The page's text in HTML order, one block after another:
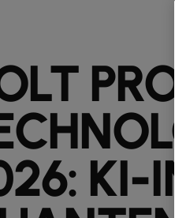
KI-